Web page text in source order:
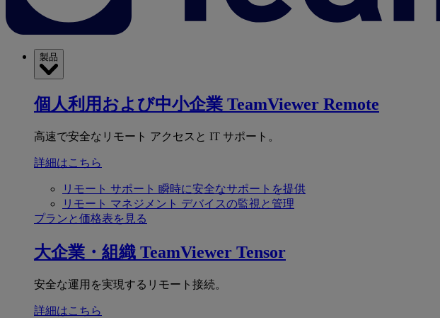
製品
個人利用および中小企業 TeamViewer Remote
高速で安全なリモート アクセスと IT サポート。
詳細はこちら
リモート サポート 瞬時に安全なサポートを提供
リモート マネジメント デバイスの監視と管理
プランと価格表を見る
大企業・組織 TeamViewer Tensor
安全な運用を実現するリモート接続。
詳細はこちら